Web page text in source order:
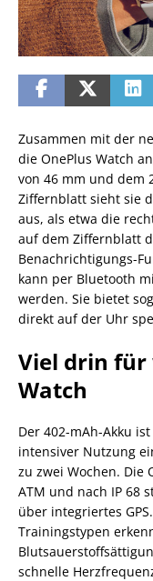
Zusammen mit der
die OnePlus Watch
von 46 mm und dem
Ziffernblatt sieht sie
aus, als etwa die
auf dem Ziffernblatt
Benachrichtigungs-
kann per Bluetooth
werden. Sie bietet
direkt auf der Uhr
Viel drin für
Watch
Der 402-mAh-Akku
intensiver Nutzung
zu zwei Wochen. Die
ATM und nach IP 68
über integriertes
Trainingstypen
schnelle